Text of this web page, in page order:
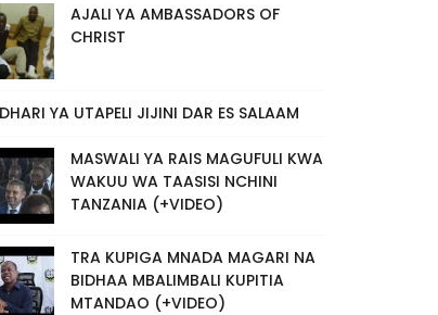
AJALI YA AMBASSADORS OF
CHRIST
YA UTAPELI JIJINI DAR ES SALAAM
MASWALI YA RAIS MAGUFULI KWA
WAKUU WA TAASISI NCHINI
TANZANIA (+VIDEO)
TRA KUPIGA MNADA MAGARI NA
BIDHAA MBALIMBALI KUPITIA
MTANDAO (+VIDEO)